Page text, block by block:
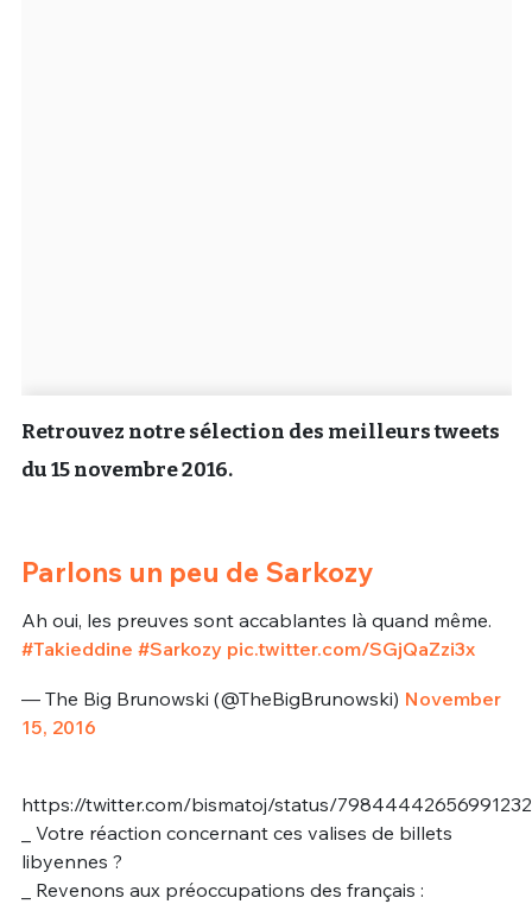
Retrouvez notre sélection des meilleurs tweets
du 15 novembre 2016.
Parlons un peu de Sarkozy
Ah oui, les preuves sont accablantes là quand même.
#Takieddine #Sarkozy pic.twitter.com/SGjQaZzi3x
— The Big Brunowski (@TheBigBrunowski) November
15, 2016
https://twitter.com/bismatoj/status/
_ Votre réaction concernant ces valises de billets
libyennes ?
_ Revenons aux préoccupations des français :